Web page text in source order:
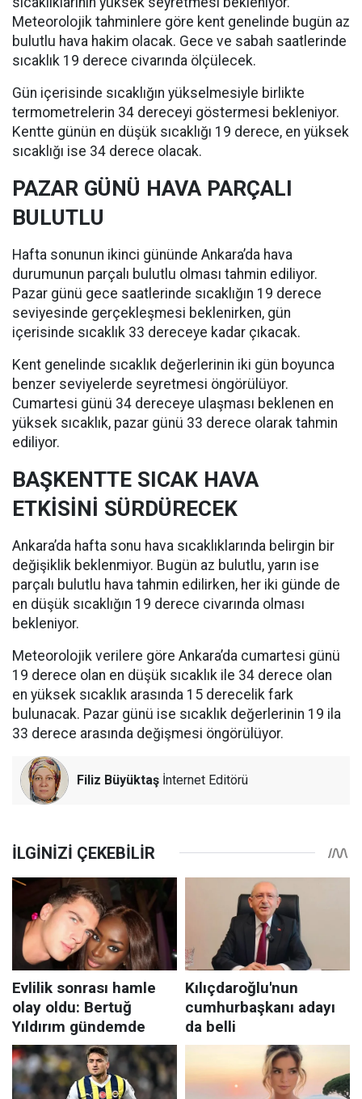
Meteorolojik tahminlere göre kent genelinde bugün az
bulutlu hava hakim olacak. Gece ve sabah saatlerinde
sıcaklık 19 derece civarında ölçülecek.
Gün içerisinde sıcaklığın yükselmesiyle birlikte
termometrelerin 34 dereceyi göstermesi bekleniyor.
Kentte günün en düşük sıcaklığı 19 derece, en yüksek
sıcaklığı ise 34 derece olacak.
PAZAR GÜNÜ HAVA PARÇALI
BULUTLU
Hafta sonunun ikinci gününde Ankara’da hava
durumunun parçalı bulutlu olması tahmin ediliyor.
Pazar günü gece saatlerinde sıcaklığın 19 derece
seviyesinde gerçekleşmesi beklenirken, gün
içerisinde sıcaklık 33 dereceye kadar çıkacak.
Kent genelinde sıcaklık değerlerinin iki gün boyunca
benzer seviyelerde seyretmesi öngörülüyor.
Cumartesi günü 34 dereceye ulaşması beklenen en
yüksek sıcaklık, pazar günü 33 derece olarak tahmin
ediliyor.
BAŞKENTTE SICAK HAVA
ETKİSİNİ SÜRDÜRECEK
Ankara’da hafta sonu hava sıcaklıklarında belirgin bir
değişiklik beklenmiyor. Bugün az bulutlu, yarın ise
parçalı bulutlu hava tahmin edilirken, her iki günde de
en düşük sıcaklığın 19 derece civarında olması
bekleniyor.
Meteorolojik verilere göre Ankara’da cumartesi günü
19 derece olan en düşük sıcaklık ile 34 derece olan
en yüksek sıcaklık arasında 15 derecelik fark
bulunacak. Pazar günü ise sıcaklık değerlerinin 19 ila
33 derece arasında değişmesi öngörülüyor.
Filiz Büyüktaş İnternet Editörü